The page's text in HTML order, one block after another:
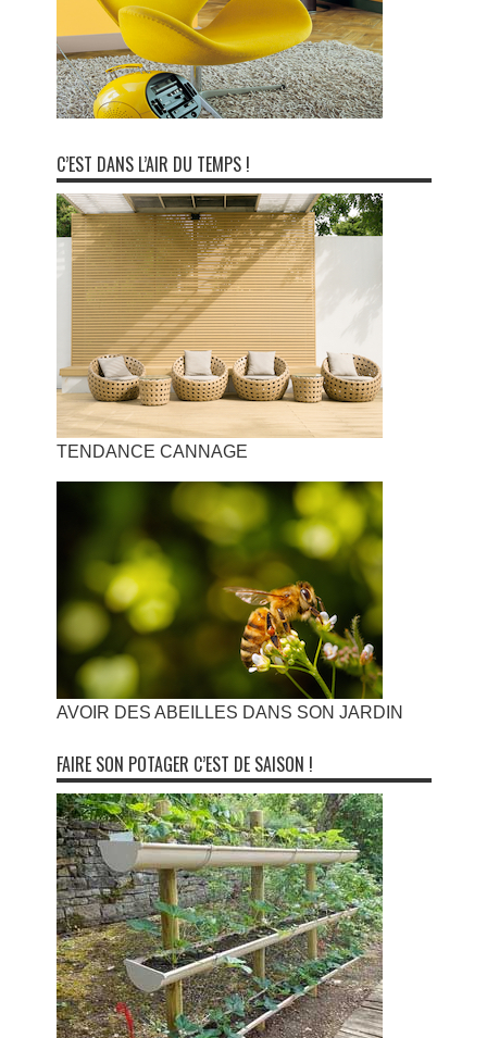
C’EST DANS L’AIR DU TEMPS !
TENDANCE CANNAGE
AVOIR DES ABEILLES DANS SON JARDIN
FAIRE SON POTAGER C’EST DE SAISON !